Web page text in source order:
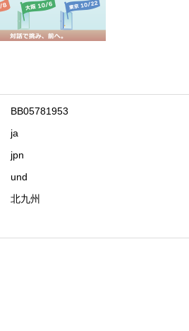
BB05781953
ja
jpn
und
北九州